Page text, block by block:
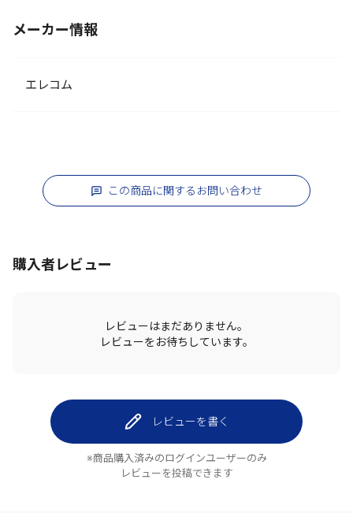
メーカー情報
エレコム
この商品に関するお問い合わせ
購入者レビュー
レビューはまだありません。
レビューをお待ちしています。
レビューを書く
※商品購入済みのログインユーザーのみ
レビューを投稿できます